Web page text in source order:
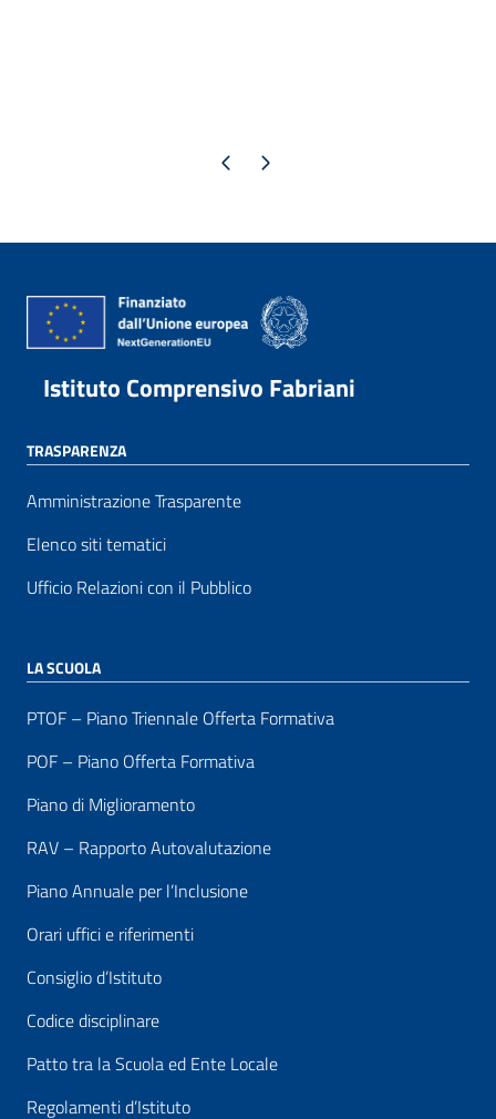
Pagina precedente
Pagina successiva
Istituto Comprensivo Fabriani
TRASPARENZA
Amministrazione Trasparente
Elenco siti tematici
Ufficio Relazioni con il Pubblico
LA SCUOLA
PTOF – Piano Triennale Offerta Formativa
POF – Piano Offerta Formativa
Piano di Miglioramento
RAV – Rapporto Autovalutazione
Piano Annuale per l’Inclusione
Orari uffici e riferimenti
Consiglio d’Istituto
Codice disciplinare
Patto tra la Scuola ed Ente Locale
Regolamenti d’Istituto